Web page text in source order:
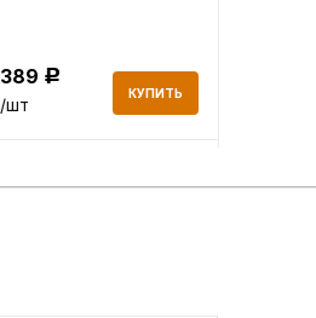
389 Р
/шт
КУПИТЬ